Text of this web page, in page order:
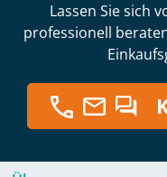
Lassen Sie sich
professionell